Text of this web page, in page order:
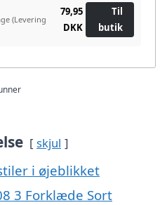
(Levering
79,95
DKK
Til
butik
skjul
i øjeblikket
3 Forklæde Sort